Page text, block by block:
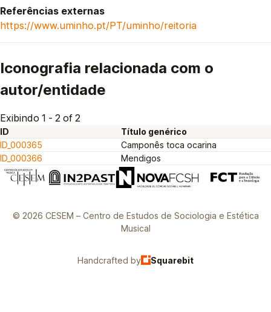
Referências externas
https://www.uminho.pt/PT/uminho/reitoria
Iconografia relacionada com o
autor/entidade
Exibindo 1 - 2 of 2
ID
Título genérico
ID_000365
Camponês toca ocarina
ID_000366
Mendigos
© 2026 CESEM – Centro de Estudos de Sociologia e Estética
Musical
Handcrafted by Squarebit